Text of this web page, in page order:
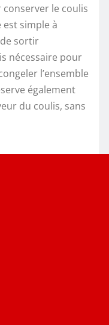
le coulis
simple à
sortir
nécessaire pour
l’ensemble
également
du coulis, sans